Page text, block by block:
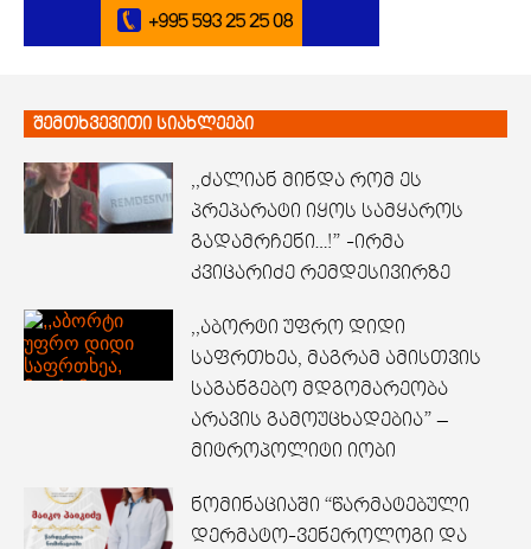
შემთხვევითი სიახლეები
,,ძალიან მინდა რომ ეს
პრეპარატი იყოს სამყაროს
გადამრჩენი…!” -ირმა
კვიცარიძე რემდესივირზე
,,აბორტი უფრო დიდი
საფრთხეა, მაგრამ ამისთვის
საგანგებო მდგომარეობა
არავის გამოუცხადებია” –
მიტროპოლიტი იობი
ნომინაციაში “წარმატებული
დერმატო-ვენეროლოგი და